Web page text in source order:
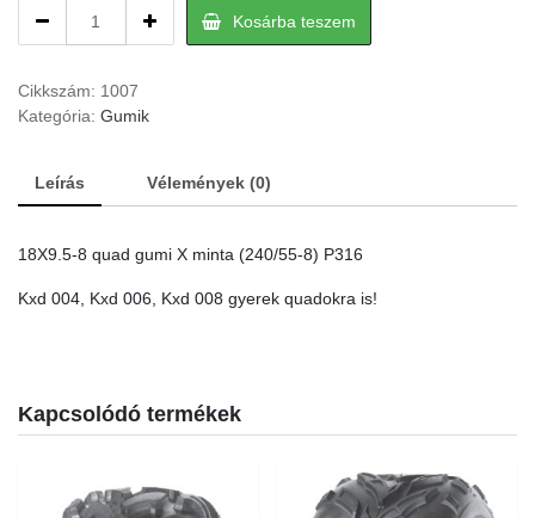
hátsó
gumi
Kosárba teszem
Cikkszám: 1007
Kategória: Gumik
Leírás Vélemények (0)
18X9.5-8 quad gumi X minta (240/55-8) P316
Kxd 004, Kxd 006, Kxd 008 gyerek quadokra is!
Kapcsolódó termékek